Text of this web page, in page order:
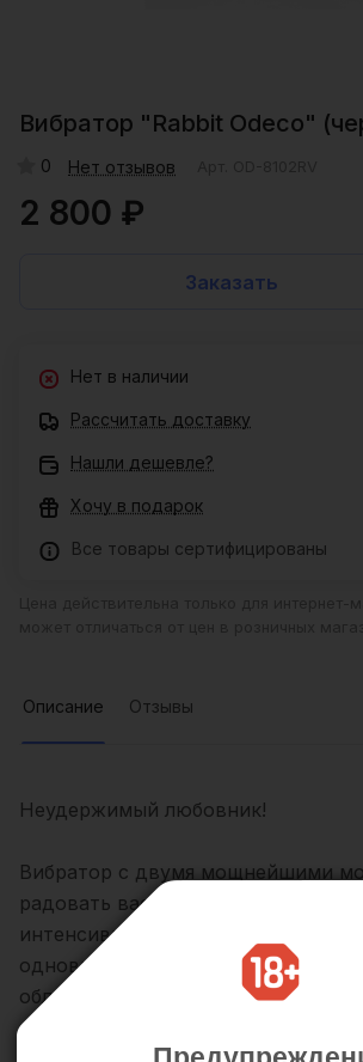
Вибратор "Rabbit Odeco"
0 Нет отзывов
2 800 ₽
Заказать
Нет в наличии
Рассчитать доставку
Нашли дешевле?
Хочу в подарок
Все товары сертифицированы
Описание Отзывы
Неудержимый любовник!
Вибратор с двумя мощнейшими
радовать вас своей
интенсивностью. Идеальные
одновременной стимуляции
области и влагалища. Гладкая
поверхность будет улучшать